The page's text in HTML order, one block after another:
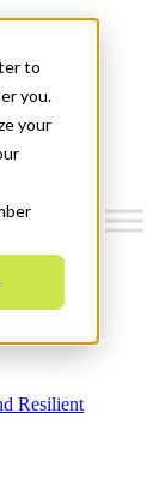
to
you.
your
Resilient